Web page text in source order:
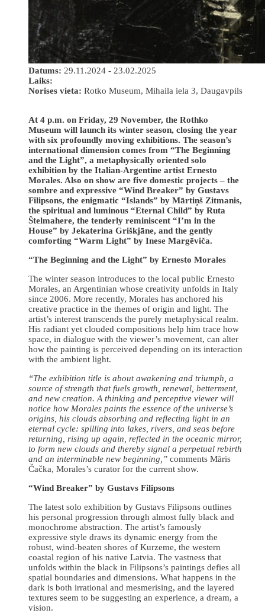
Datums: 29.11.2024 - 23.02.2025
Laiks:
Norises vieta: Rotko Museum, Mihaila iela 3, Daugavpils
At 4 p.m. on Friday, 29 November, the Rothko
Museum will launch its winter season, closing the year
with six profoundly moving exhibitions. The season’s
international dimension comes from “The Beginning
and the Light”, a metaphysically oriented solo
exhibition by the Italian-Argentine artist Ernesto
Morales. Also on show are five domestic projects – the
sombre and expressive “Wind Breaker” by Gustavs
Filipsons, the enigmatic “Islands” by Mārtiņš Zitmanis,
the spiritual and luminous “Eternal Child” by Ruta
Štelmahere, the tenderly reminiscent “I’m in the
House” by Jekaterina Griškjāne, and the gently
comforting “Warm Light” by Inese Margēviča.
“The Beginning and the Light” by Ernesto Morales
The winter season introduces to the local public Ernesto
Morales, an Argentinian whose creativity unfolds in Italy
since 2006. More recently, Morales has anchored his
creative practice in the themes of origin and light. The
artist’s interest transcends the purely metaphysical realm.
His radiant yet clouded compositions help him trace how
space, in dialogue with the viewer’s movement, can alter
how the painting is perceived depending on its interaction
with the ambient light.
“The exhibition title is about awakening and triumph, a
source of strength that fuels growth, renewal, betterment,
and new creation. A thinking and perceptive viewer will
notice how Morales paints the essence of the universe’s
origins, his clouds absorbing and reflecting light in an
eternal cycle: spilling into lakes, rivers, and seas before
returning, rising up again, reflected in the oceanic mirror,
to form new clouds and thereby signal a perpetual rebirth
and an interminable new beginning,” comments Māris
Čačka, Morales’s curator for the current show.
“Wind Breaker” by Gustavs Filipsons
The latest solo exhibition by Gustavs Filipsons outlines
his personal progression through almost fully black and
monochrome abstraction. The artist’s famously
expressive style draws its dynamic energy from the
robust, wind-beaten shores of Kurzeme, the western
coastal region of his native Latvia. The vastness that
unfolds within the black in Filipsons’s paintings defies all
spatial boundaries and dimensions. What happens in the
dark is both irrational and mesmerising, and the layered
textures seem to be suggesting an experience, a dream, a
vision.